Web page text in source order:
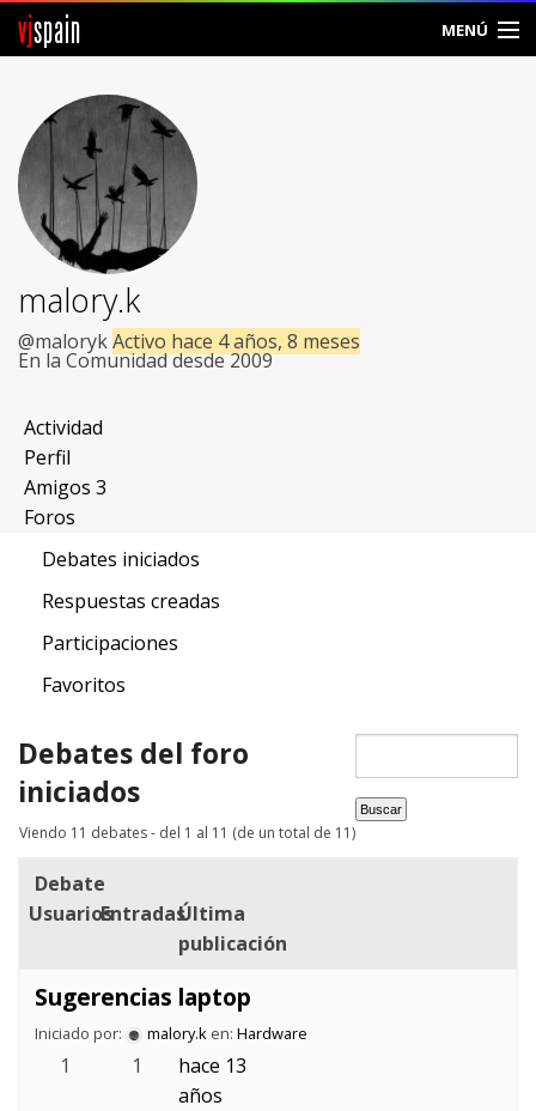
vjspain MENÚ
Foros
Noticias
Vjspain
Ayuda
Contacto
Entrar
Crear Cuenta
malory.k
@malorykActivo hace 4 años, 8 meses
En la Comunidad desde 2009
Actividad
Perfil
Amigos 3
Foros
Debates iniciados
Respuestas creadas
Participaciones
Favoritos
Debates del foro
iniciados
Viendo 11 debates - del 1 al 11 (de un total de 11)
Debate
UsuariosEntradasÚltima
publicación
Sugerencias laptop
Iniciado por: malory.k en: Hardware
1 1
hace 13
años